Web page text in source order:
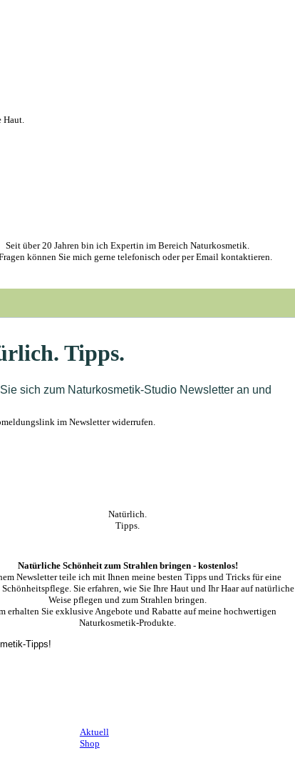
Seit über 20 Jahren bin ich Expertin im Bereich Naturkosmetik.
können Sie mich gerne telefonisch oder per Email kontaktieren.
im Newsletter widerrufen.
Natürlich.
Tipps.
Natürliche Schönheit zum Strahlen bringen - kostenlos!
Newsletter teile ich mit Ihnen meine besten Tipps und Tricks für eine
Sie erfahren, wie Sie Ihre Haut und Ihr Haar auf natürliche
Weise pflegen und zum Strahlen bringen.
erhalten Sie exklusive Angebote und Rabatte auf meine hochwertigen
Naturkosmetik-Produkte.
Tipps!
Aktuell
Shop